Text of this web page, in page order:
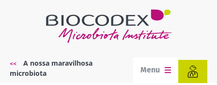
Navegação
estrutural
A nossa maravilhosa
microbiota
Menu